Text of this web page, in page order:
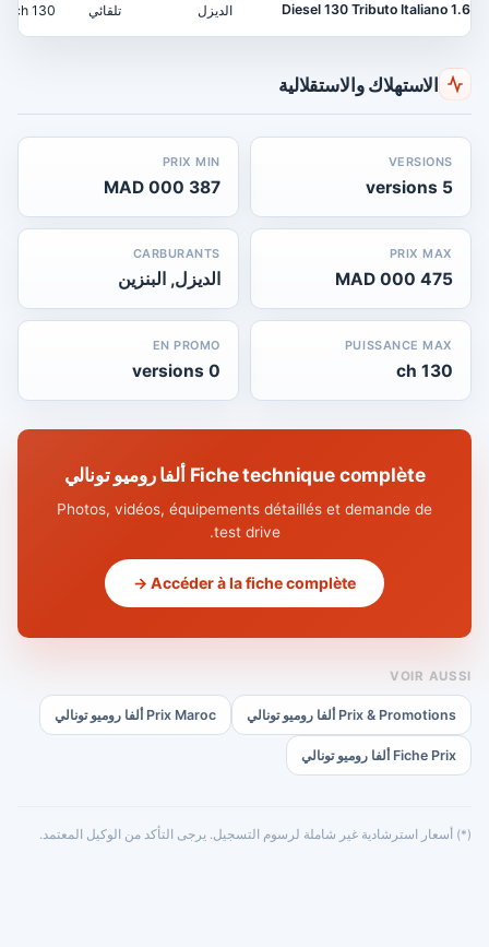
1.6 Diesel 130 Tributo Italiano الديزل تلقائي 130 ch
الاستهلاك والاستقلالية
VERSIONS
5 versions
PRIX MIN
387 000 MAD
PRIX MAX
475 000 MAD
CARBURANTS
الديزل, البنزين
PUISSANCE MAX
130 ch
EN PROMO
0 versions
Fiche technique complète ألفا روميو تونالي
Photos, vidéos, équipements détaillés et demande de
test drive.
Accéder à la fiche complète →
VOIR AUSSI
Prix & Promotions ألفا روميو تونالي Prix Maroc ألفا روميو تونالي
Fiche Prix ألفا روميو تونالي
(*) أسعار استرشادية غير شاملة لرسوم التسجيل. يرجى التأكد من الوكيل المعتمد.